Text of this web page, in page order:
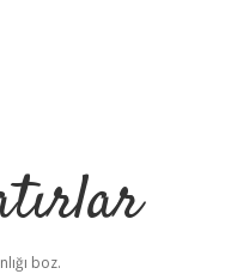
boz.